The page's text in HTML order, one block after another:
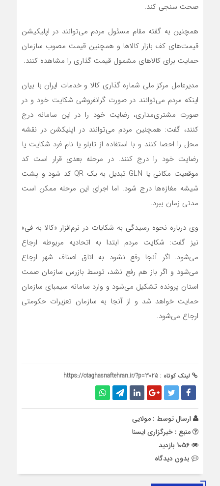
صحت سنجی کند.
همچنین به گفته مقام مسئول مردم می‌توانند در اپلیکیشن
قیمت‌های کف بازار کالاها و همچنین قیمت مصوب سازمان
حمایت برای کالاهای مشمول قیمت گذاری را مشاهده کنند.
مدیرعامل مرکز ملی شماره گذاری کالا و خدمات ایران با بیان
اینکه مردم می‌توانند در صورت گرانفروشی شکایت خود و در
صورت مشتری‌مداری، رضایت خود را در این سامانه درج
کنند، گفت: همچنین مردم می‌توانند در اپلیکشن در نقشه
محل را احصا کنند و با استفاده از تابلو یا نام فرد شکایت یا
رضایت خود را درج کنند. در مرحله بعدی قرار است کد
موقعیت مکانی یا GLN تبدیل به یک QR کد شود و پشت
شیشه مغازه‌ها درج شود. اما اجرای این مرحله ممکن است
مدتی زمان ببرد.
وی درباره نحوه رسیدگی به شکایات در نرم‌افزار «کالا به فی»
نیز گفت: شکایت مردم ابتدا به اتحادیه مربوطه ارجاع
می‌شود. اگر آنجا رفع نشود به اتاق اصناف شهر ارجاع
می‌شود و اگر باز هم رفع نشد، توسط بازرس سازمان صمت
استان پرونده تشکیل می‌شود و وارد سامانه سیمبای سازمان
حمایت خواهد شد و از آنجا به سازمان تعزیرات حکومتی
ارجاع می‌شود.
لینک کوتاه : https://otaghasnaftehran.ir/?p=3025
ارسال توسط : مولایی
منبع : خبرگزاری ایسنا
بدون دیدگاه